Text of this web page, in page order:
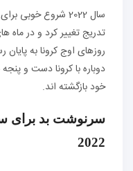
سال 2022 شروع
تدریج تغییر کرد و در ماه
روزهای اوج کرونا به
دوباره با کرونا دست و
خود بازگشته اند.
سرنوشت بد برای
2022